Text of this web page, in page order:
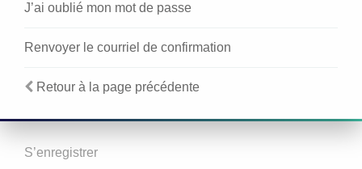
J’ai oublié mon mot de passe
Renvoyer le courriel de confirmation
Retour à la page précédente
S’enregistrer